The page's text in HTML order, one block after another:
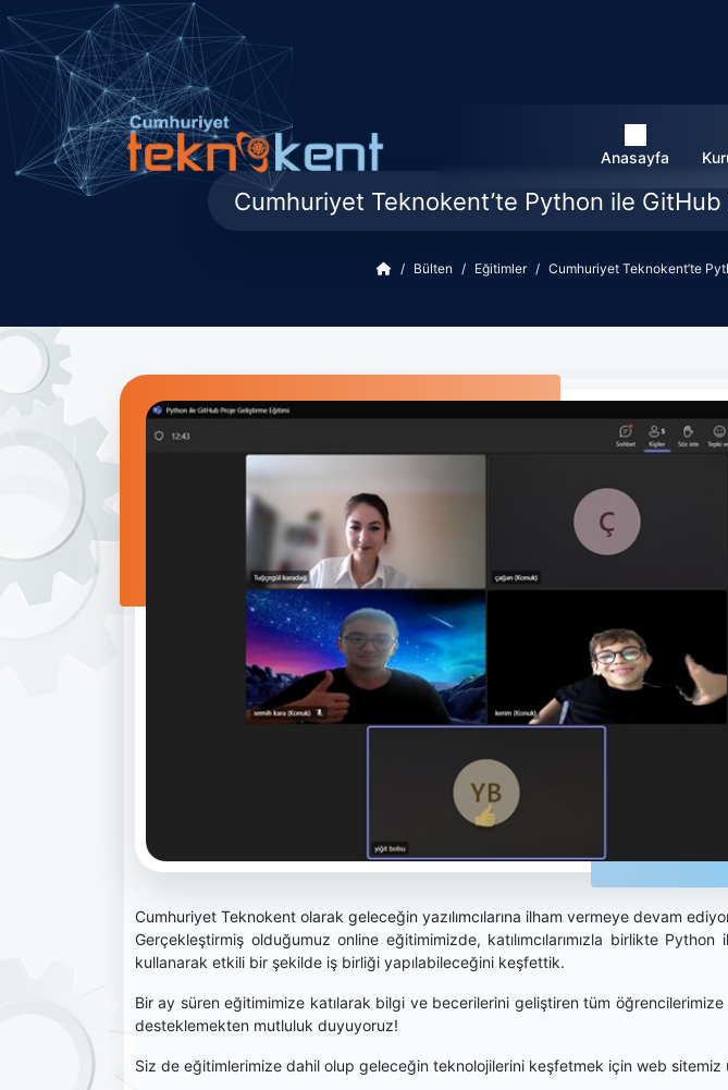
Anasayfa
Cumhuriyet Teknokent’te Python ile
Bülten Eğitimler Cumhuriyet Teknokent’te
Cumhuriyet Teknokent olarak geleceğin yazılımcılarına ilham vermeye devam
Gerçekleştirmiş olduğumuz online eğitimimizde, katılımcılarımızla birlikte
kullanarak etkili bir şekilde iş birliği yapılabileceğini keşfettik.
Bir ay süren eğitimimize katılarak bilgi ve becerilerini geliştiren tüm öğrencilerimize
desteklemekten mutluluk duyuyoruz!
Siz de eğitimlerimize dahil olup geleceğin teknolojilerini keşfetmek için web